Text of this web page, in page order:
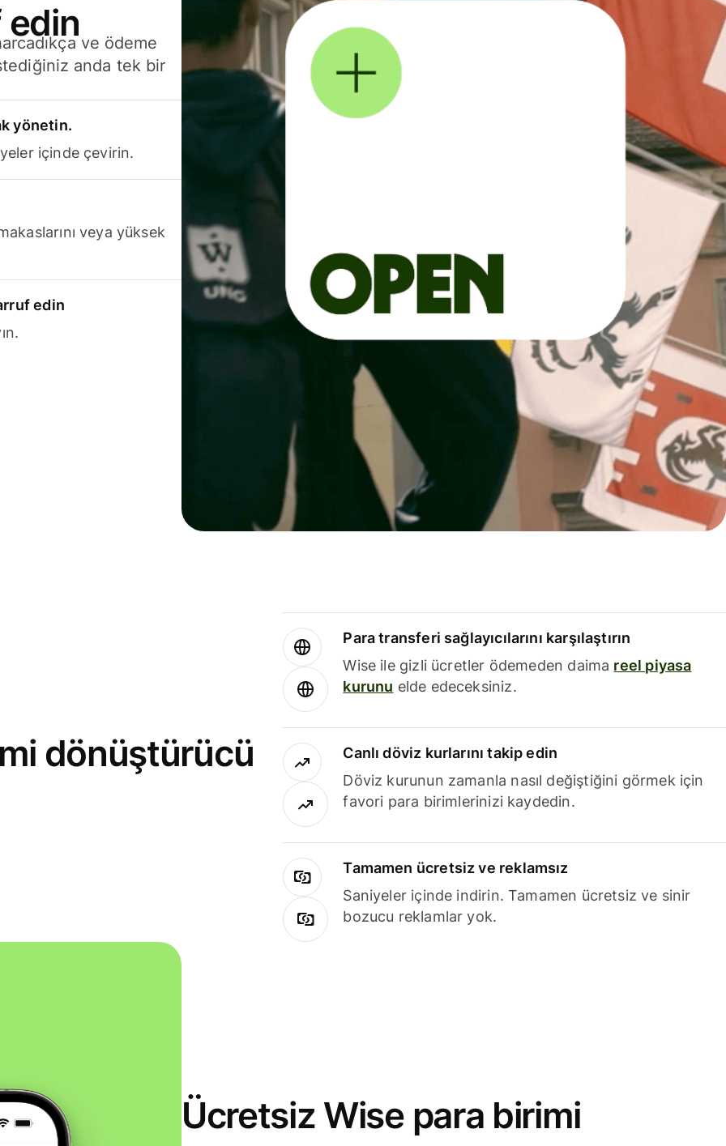
edinve ödeme
anda tek bir
yönetin.
içinde çevirin.
veya yüksek
edin
dönüştürücü
Para transferi sağlayıcılarını karşılaştırın
Wise ile gizli ücretler ödemeden daima reel piyasa
kurunu elde edeceksiniz.
Canlı döviz kurlarını takip edin
Döviz kurunun zamanla nasıl değiştiğini görmek için
favori para birimlerinizi kaydedin.
Tamamen ücretsiz ve reklamsız
Saniyeler içinde indirin. Tamamen ücretsiz ve sinir
bozucu reklamlar yok.
Ücretsiz Wise para birimi